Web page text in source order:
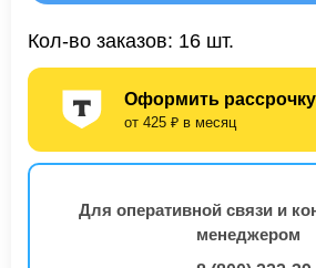
Кол-во заказов: 16 шт.
Оформить рассрочку
от 425 ₽ в месяц
Для оперативной связи и
менеджером